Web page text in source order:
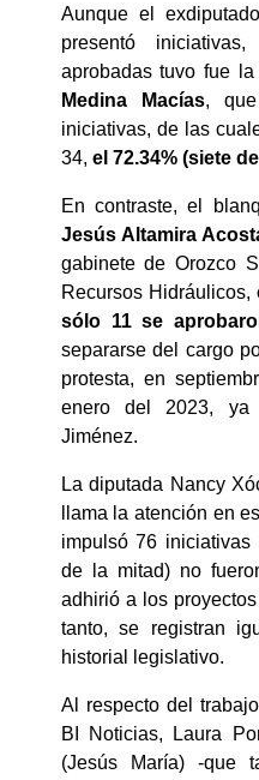
Aunque el
presentó
aprobadas tuvo fue
Medina Macías,
iniciativas, de las
34, el 72.34% (siete
Jesús Altamira
gabinete de Orozco
Recursos Hidráulicos,
sólo 11 se
separarse del cargo
protesta, en
enero del 2023,
Jiménez.
La diputada Nancy
llama la atención en
impulsó 76
de la mitad) no
adhirió a los
tanto, se registran
historial legislativo.
Al respecto del
BI Noticias, Laura
(Jesús María) -que